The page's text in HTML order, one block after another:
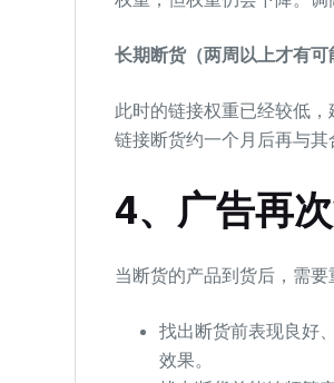
长期断货（两周以上才有可
此时的链接权重已经较低
链接断货约一个月后再与其
4、 广告再
当断货的产品到货后，需
找出断货前表现良好
效果。